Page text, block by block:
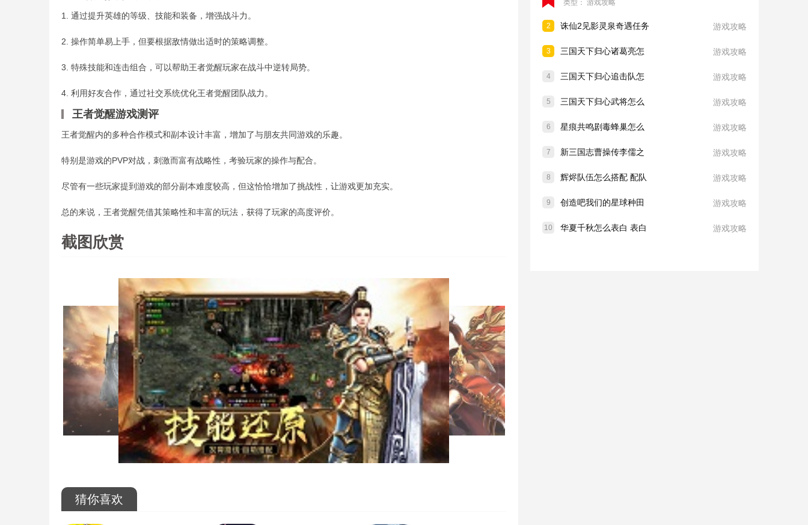
1. 通过提升英雄的等级、技能和装备，增强战斗力。
2. 操作简单易上手，但要根据敌情做出适时的策略调整。
3. 特殊技能和连击组合，可以帮助王者觉醒玩家在战斗中逆转局势。
4. 利用好友合作，通过社交系统优化王者觉醒团队战力。
王者觉醒游戏测评
王者觉醒内的多种合作模式和副本设计丰富，增加了与朋友共同游戏的乐趣。
特别是游戏的PVP对战，刺激而富有战略性，考验玩家的操作与配合。
尽管有一些玩家提到游戏的部分副本难度较高，但这恰恰增加了挑战性，让游戏更加充实。
总的来说，王者觉醒凭借其策略性和丰富的玩法，获得了玩家的高度评价。
截图欣赏
猜你喜欢
类型： 游戏攻略
2 诛仙2见影灵泉奇遇任务 游戏攻略
3 三国天下归心诸葛亮怎 游戏攻略
4 三国天下归心追击队怎 游戏攻略
5 三国天下归心武将怎么 游戏攻略
6 星痕共鸣剧毒蜂巢怎么 游戏攻略
7 新三国志曹操传李儒之 游戏攻略
8 辉烬队伍怎么搭配 配队 游戏攻略
9 创造吧我们的星球种田 游戏攻略
10 华夏千秋怎么表白 表白 游戏攻略